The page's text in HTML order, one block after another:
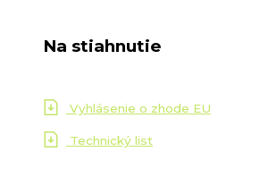
Na stiahnutie
Vyhlásenie o zhode EU
Technický list